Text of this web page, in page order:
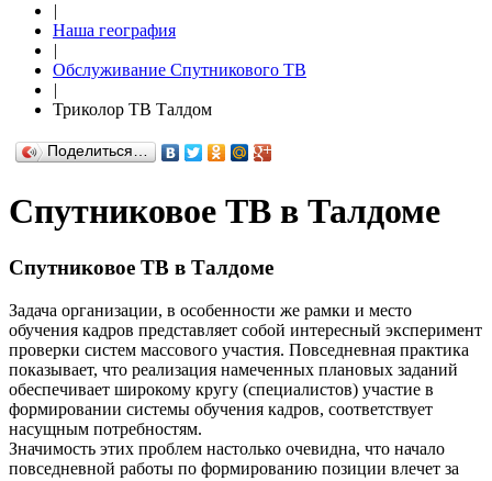
|
Наша география
|
Обслуживание Спутникового ТВ
|
Триколор ТВ Талдом
Поделиться…
Спутниковое ТВ в Талдоме
Спутниковое ТВ в Талдоме
Задача организации, в особенности же рамки и место
обучения кадров представляет собой интересный эксперимент
проверки систем массового участия. Повседневная практика
показывает, что реализация намеченных плановых заданий
обеспечивает широкому кругу (специалистов) участие в
формировании системы обучения кадров, соответствует
насущным потребностям.
Значимость этих проблем настолько очевидна, что начало
повседневной работы по формированию позиции влечет за